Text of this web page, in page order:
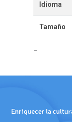
Idioma
Tamaño
Enriquecer la